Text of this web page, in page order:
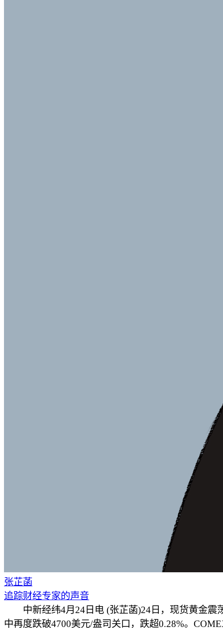
张芷菡
追踪财经专家的声音
中新经纬4月24日电 (张芷菡)24日，现货黄金震
中再度跌破4700美元/盎司关口，跌超0.28%。